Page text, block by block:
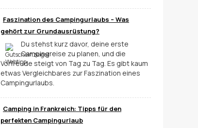
Faszination des Campingurlaubs – Was
gehört zur Grundausrüstung?
Du stehst kurz davor, deine erste
Campingreise zu planen, und die
Vorfreude steigt von Tag zu Tag. Es gibt kaum
etwas Vergleichbares zur Faszination eines
Campingurlaubs.
Camping in Frankreich: Tipps für den
perfekten Campingurlaub